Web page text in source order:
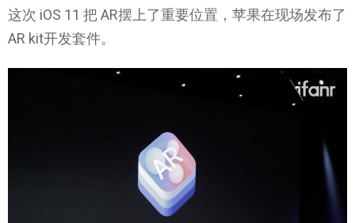
这次 iOS 11 把 AR摆上了重要位置，苹果在现场发布了
AR kit开发套件。